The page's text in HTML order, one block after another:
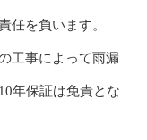
任を負います。
工事によって雨漏
年保証は免責とな